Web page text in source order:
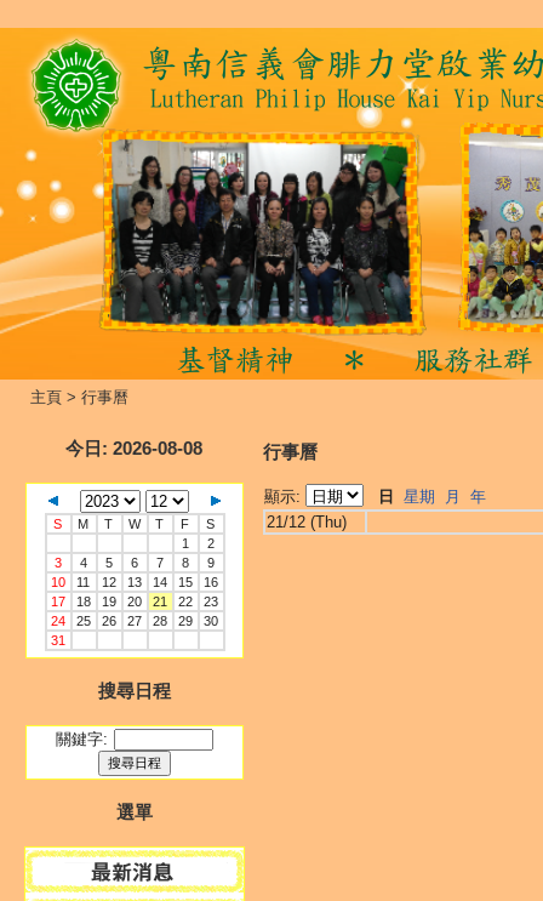
主頁 > 行事曆
今日 : 2026-08-08
S M T W T F
S
1
2
3
4 5 6 7 8
9
10
11 12 13 14 15
16
17
18 19 20 21 22
23
24
25 26 27 28 29
30
31
搜尋日程
關鍵字:
選單
行事曆
顯示: 日 星期 月
年
21/12 (Thu)